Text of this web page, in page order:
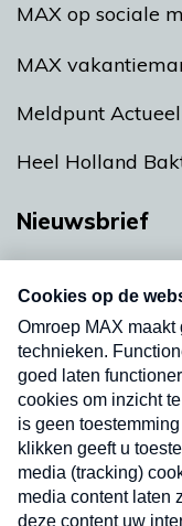
MAX op sociale
MAX
Meldpunt Actueel
Heel Holland
Nieuwsbrief
nieuwsbrief. Elke
uw mailbox.